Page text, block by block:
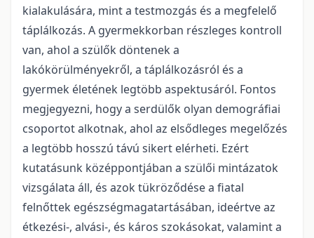
kialakulására, mint a testmozgás és a megfelelő
táplálkozás. A gyermekkorban részleges kontroll
van, ahol a szülők döntenek a
lakókörülményekről, a táplálkozásról és a
gyermek életének legtöbb aspektusáról. Fontos
megjegyezni, hogy a serdülők olyan demográfiai
csoportot alkotnak, ahol az elsődleges megelőzés
a legtöbb hosszú távú sikert elérheti. Ezért
kutatásunk középpontjában a szülői mintázatok
vizsgálata áll, és azok tükröződése a fiatal
felnőttek egészségmagatartásában, ideértve az
étkezési-, alvási-, és káros szokásokat, valamint a